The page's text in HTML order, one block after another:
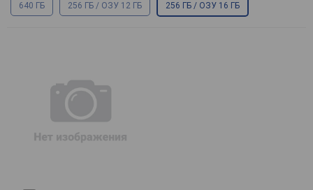
640 ГБ 256 ГБ / ОЗУ 12 ГБ 256 ГБ / ОЗУ 16 ГБ